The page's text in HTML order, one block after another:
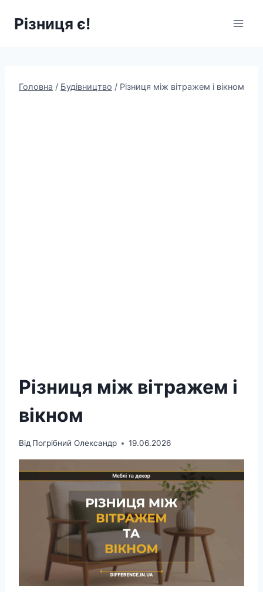
Різниця є!
Головна / Будівництво / Різниця між вітражем і вікном
Різниця між вітражем і
вікном
Від Погрібний Олександр 19.06.2026